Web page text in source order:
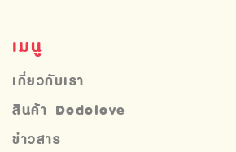
เมนู
เกี่ยวกับเรา
สินค้า Dodolove
ข่าวสาร